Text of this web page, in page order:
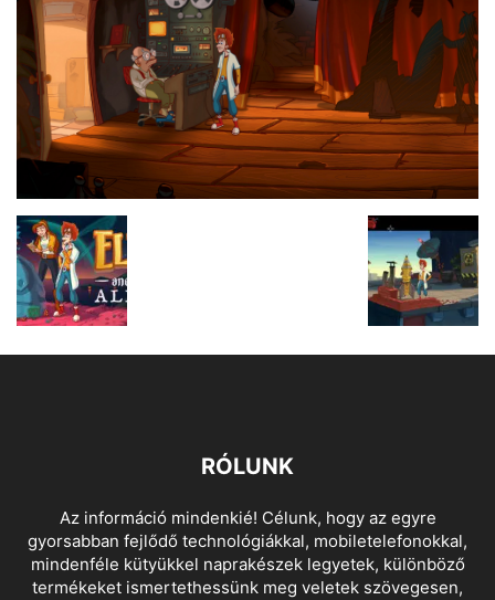
RÓLUNK
Az információ mindenkié! Célunk, hogy az egyre
gyorsabban fejlődő technológiákkal, mobiletelefonokkal,
mindenféle kütyükkel naprakészek legyetek, különböző
termékeket ismertethessünk meg veletek szövegesen,